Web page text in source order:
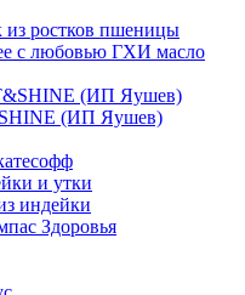
из ростков пшеницы
ГХИ масло
(ИП Яушев)
и утки
индейки
Здоровья